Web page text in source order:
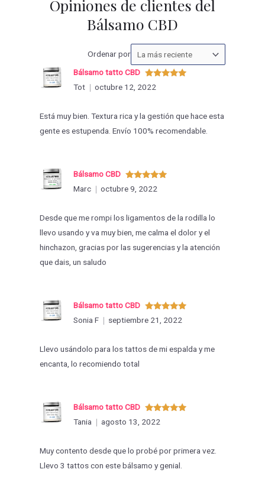
Opiniones de clientes del
Bálsamo CBD
Ordenar porOrdenar
las
Valorado
con
Bálsamo tatto CBD
Tot
octubre 12, 2022
Está muy bien. Textura rica y la gestión que hace esta
gente es estupenda. Envío 100% recomendable.
Valorado
con5de 5
Bálsamo CBD
Marc
octubre 9, 2022
Desde que me rompi los ligamentos de la rodilla lo
llevo usando y va muy bien, me calma el dolor y el
hinchazon, gracias por las sugerencias y la atención
que dais, un saludo
Valorado
con 5de 5
Bálsamo tatto CBD
Sonia F
septiembre 21, 2022
Llevo usándolo para los tattos de mi espalda y me
encanta, lo recomiendo total
Valorado
con
Bálsamo tatto CBD
Tania
agosto 13, 2022
Muy contento desde que lo probé por primera vez.
Llevo 3 tattos con este bálsamo y genial.